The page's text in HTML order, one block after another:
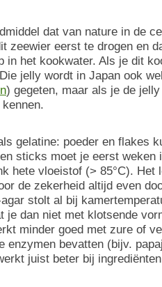
dat van nature in de
zeewier eerst te drogen en
in het kookwater. Als je dit
jelly wordt in Japan ook
) gegeten, maar als je de
gelatine: poeder en flakes
sticks moet je eerst weken
hete vloeistof (> 85°C). Het
de zekerheid altijd even
stolt al bij
je dan niet met klotsende
minder goed met zure of
enzymen bevatten (bijv.
juist beter bij